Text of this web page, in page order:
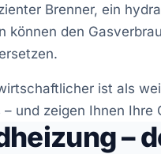
Brenner, ein
können den
ist als
und zeigen Ihnen Ihre
–